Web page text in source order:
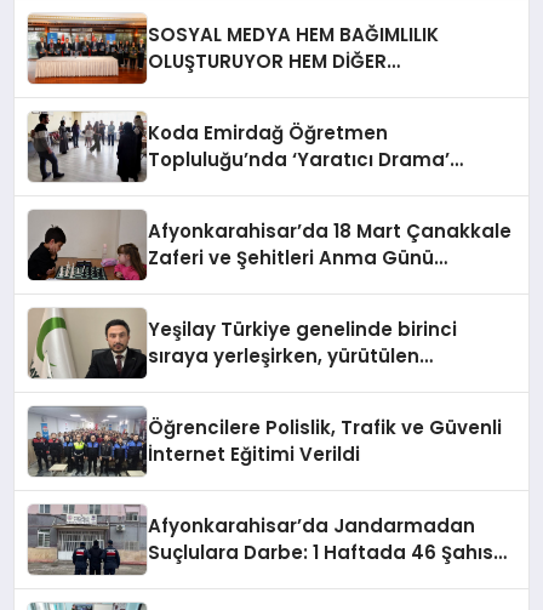
SOSYAL MEDYA HEM BAĞIMLILIK
OLUŞTURUYOR HEM DİĞER
Koda Emirdağ Öğretmen
Topluluğu’nda ‘Yaratıcı Drama’
Afyonkarahisar’da 18 Mart Çanakkale
Zaferi ve Şehitleri Anma Günü
Yeşilay Türkiye genelinde birinci
sıraya yerleşirken, yürütülen
Öğrencilere Polislik, Trafik ve Güvenli
İnternet Eğitimi Verildi
Afyonkarahisar’da Jandarmadan
Suçlulara Darbe: 1 Haftada 46 Şahıs